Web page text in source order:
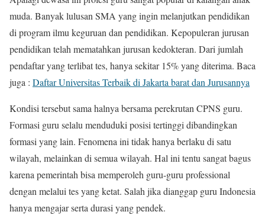
muda. Banyak lulusan SMA yang ingin melanjutkan pendidikan
di program ilmu keguruan dan pendidikan. Kepopuleran jurusan
pendidikan telah mematahkan jurusan kedokteran. Dari jumlah
pendaftar yang terlibat tes, hanya sekitar 15% yang diterima. Baca
juga : Daftar Universitas Terbaik di Jakarta barat dan Jurusannya
Kondisi tersebut sama halnya bersama perekrutan CPNS guru.
Formasi guru selalu menduduki posisi tertinggi dibandingkan
formasi yang lain. Fenomena ini tidak hanya berlaku di satu
wilayah, melainkan di semua wilayah. Hal ini tentu sangat bagus
karena pemerintah bisa memperoleh guru-guru professional
dengan melalui tes yang ketat. Salah jika dianggap guru Indonesia
hanya mengajar serta durasi yang pendek.